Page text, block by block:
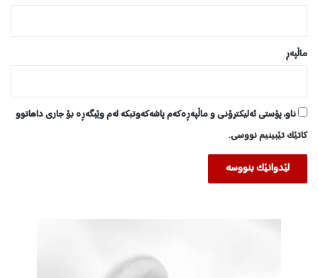
ماڵپه‌ڕ
ناو، پۆستی ئەلیکترۆنی و ماڵپەڕەکەم پاشەکەوتبکە لەم وێبگەڕە بۆ جاری داهاتوو
کاتێک تێبینیم نووسی.